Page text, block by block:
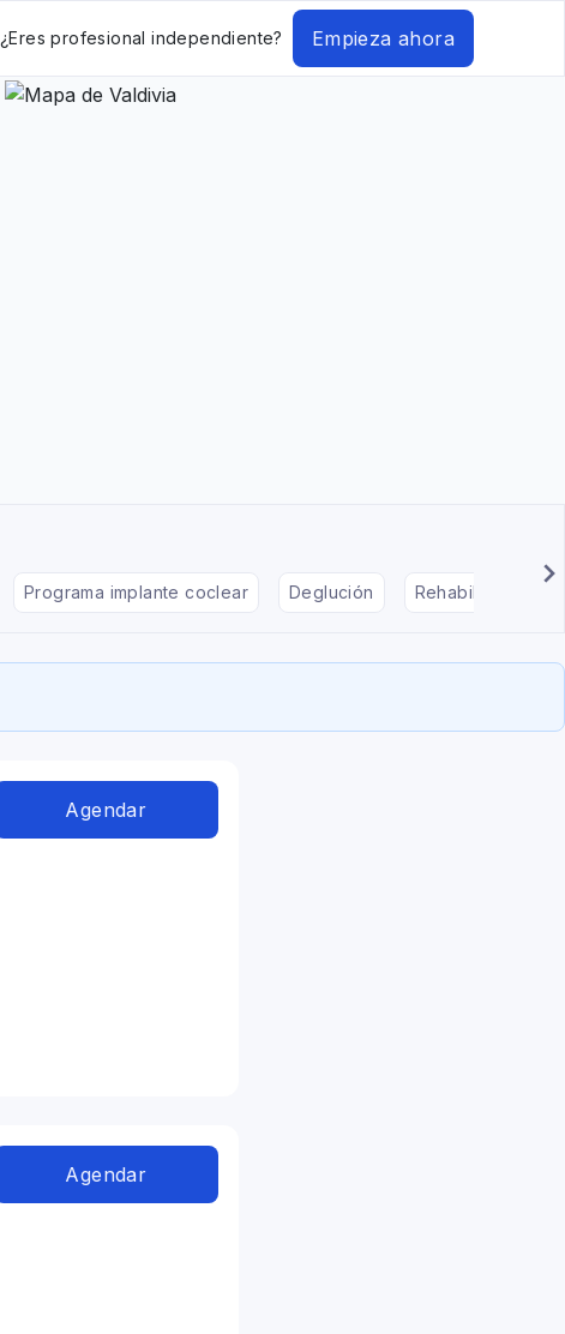
¿Eres profesional independiente? Empieza ahora
Programa implante coclear Deglución Rehabilitación
Agendar
Agendar